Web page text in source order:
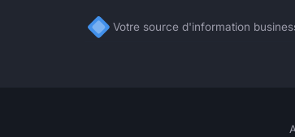
Votre source d'information